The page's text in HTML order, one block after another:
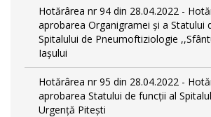
Hotărârea nr 94 din 28.04.2022 -
aprobarea Organigramei și a Statului
Spitalului de Pneumoftiziologie
Iașului
Hotărârea nr 95 din 28.04.2022 -
aprobarea Statului de funcții al
Urgență Pitești